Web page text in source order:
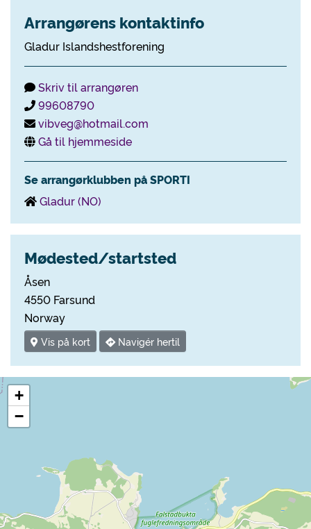
Arrangørens kontaktinfo
Gladur Islandshestforening
Skriv til arrangøren
99608790
vibveg@hotmail.com
Gå til hjemmeside
Se arrangørklubben på SPORTI
Gladur (NO)
Mødested/startsted
Åsen
4550 Farsund
Norway
Vis på kort Navigér hertil
+
−